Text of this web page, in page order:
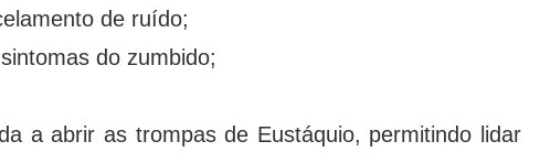
de ruído;
do zumbido;
a abrir as trompas de Eustáquio, permitindo lidar